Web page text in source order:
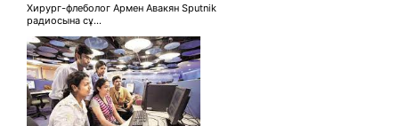
Хирург-флеболог Армен Авакян Sputnik
радиосына сұ...